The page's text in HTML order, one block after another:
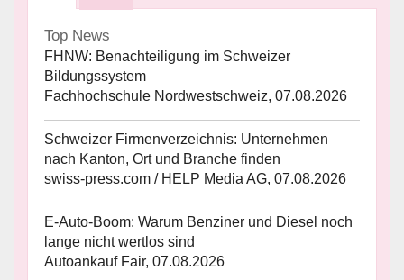
Top News
FHNW: Benachteiligung im Schweizer
Bildungssystem
Fachhochschule Nordwestschweiz, 07.08.2026
Schweizer Firmenverzeichnis: Unternehmen
nach Kanton, Ort und Branche finden
swiss-press.com / HELP Media AG, 07.08.2026
E-Auto-Boom: Warum Benziner und Diesel noch
lange nicht wertlos sind
Autoankauf Fair, 07.08.2026